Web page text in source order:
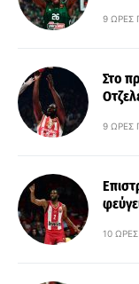
9 ΏΡΕΣ
Στο
9 ΏΡΕΣ
10